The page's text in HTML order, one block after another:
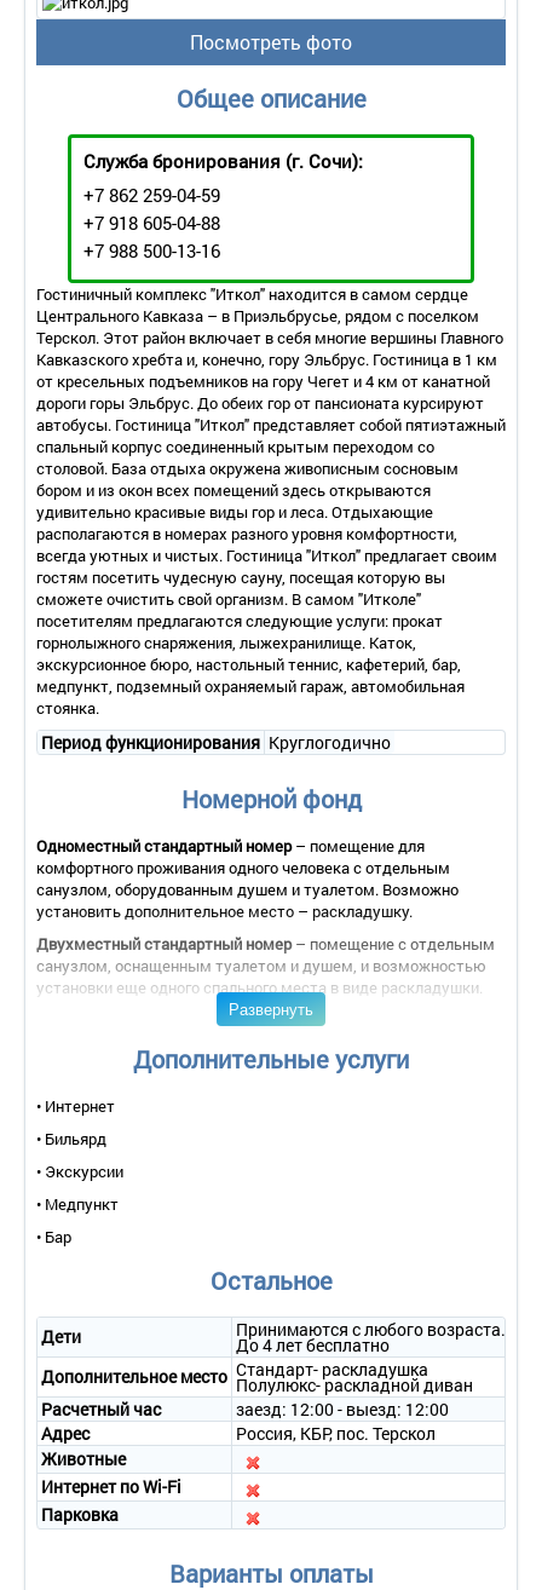
Посмотреть фото
Общее описание
Служба бронирования (г. Сочи):
+7 862 259-04-59
+7 918 605-04-88
+7 988 500-13-16
Гостиничный комплекс "Иткол" находится в самом сердце
Центрального Кавказа – в Приэльбрусье, рядом с поселком
Терскол. Этот район включает в себя многие вершины Главного
Кавказского хребта и, конечно, гору Эльбрус. Гостиница в 1 км
от кресельных подъемников на гору Чегет и 4 км от канатной
дороги горы Эльбрус. До обеих гор от пансионата курсируют
автобусы. Гостиница "Иткол" представляет собой пятиэтажный
спальный корпус соединенный крытым переходом со
столовой. База отдыха окружена живописным сосновым
бором и из окон всех помещений здесь открываются
удивительно красивые виды гор и леса. Отдыхающие
располагаются в номерах разного уровня комфортности,
всегда уютных и чистых. Гостиница "Иткол" предлагает своим
гостям посетить чудесную сауну, посещая которую вы
сможете очистить свой организм. В самом "Итколе"
посетителям предлагаются следующие услуги: прокат
горнолыжного снаряжения, лыжехранилище. Каток,
экскурсионное бюро, настольный теннис, кафетерий, бар,
медпункт, подземный охраняемый гараж, автомобильная
стоянка.
Период функционирования Круглогодично
Номерной фонд
Одноместный стандартный номер– помещение для
комфортного проживания одного человека с отдельным
санузлом, оборудованным душем и туалетом. Возможно
установить дополнительное место – раскладушку.
Двухместный стандартный номер– помещение с отдельным
санузлом, оснащенным туалетом и душем, и возможностью
установки еще одного спального места в виде раскладушки.
Трехместный стандартный номер– помещение,
Двухместный двухкомнатный номер "Полулюкс" – хорошо
разделенное на спальню и гостиную и имеющее отдельный
санузел с душем и туалетом. В номере есть телевизор, а
также предусмотрены дополнительные спальные места на
мягком раскладном диване.
Развернуть
Дополнительные услуги
• Интернет
• Бильярд
• Экскурсии
• Медпункт
• Бар
Остальное
Дети Принимаются с любого возраста.
До 4 лет бесплатно
Дополнительное место Стандарт- раскладушка
Полулюкс- раскладной диван
Расчетный час
заезд: 12:00 - выезд: 12:00
Адрес
Россия, КБР, пос. Терскол
Животные
Интернет по Wi-Fi
Парковка
Варианты оплаты